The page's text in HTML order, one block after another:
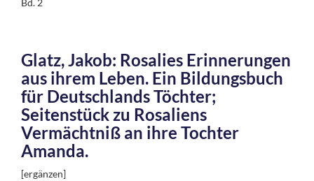
Glatz, Jakob: Rosalies Erinnerungen
aus ihrem Leben. Ein Bildungsbuch
für Deutschlands Töchter;
Seitenstück zu Rosaliens
Vermächtniß an ihre Tochter
Amanda.
[ergänzen]